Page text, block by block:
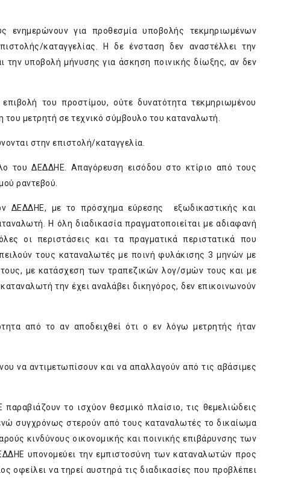
για προθεσμία υποβολής τεκμηριωμένων
καταγγελίας. Η δε ένσταση δεν αναστέλλει την
υποβολή μήνυσης για άσκηση ποινικής δίωξης, αν δεν
του προστίμου, ούτε δυνατότητα τεκμηριωμένου
μετρητή σε τεχνικό σύμβουλο του καταναλωτή.
στην επιστολή/καταγγελία.
του ΔΕΔΔΗΕ. Απαγόρευση εισόδου στο κτίριο από τους
ραντεβού.
ΔΕΔΔΗΕ, με το πρόσχημα εύρεσης εξωδικαστικής και
Η όλη διαδικασία πραγματοποιείται με αδιαφανή
οι περιστάσεις και τα πραγματικά περιστατικά που
τους καταναλωτές με ποινή φυλάκισης 3 μηνών με
με κατάσχεση των τραπεζικών λογ/σμών τους και με
την έχει αναλάβει δικηγόρος, δεν επικοινωνούν
από το αν αποδειχθεί ότι ο εν λόγω μετρητής ήταν
να αντιμετωπίσουν και να απαλλαγούν από τις αβάσιμες
το ισχύον θεσμικό πλαίσιο, τις θεμελιώδεις
συγχρόνως στερούν από τους καταναλωτές το δικαίωμα
κινδύνους οικονομικής και ποινικής επιβάρυνσης των
υπονομεύει την εμπιστοσύνη των καταναλωτών προς
οφείλει να τηρεί αυστηρά τις διαδικασίες που προβλέπει